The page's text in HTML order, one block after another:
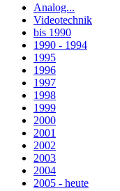
Analog...
Videotechnik
bis 1990
1990 - 1994
1995
1996
1997
1998
1999
2000
2001
2002
2003
2004
2005 - heute